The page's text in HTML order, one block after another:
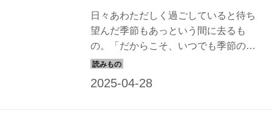
日々あわただしく過ごしていると待ち
望んだ季節もあっという間に去るも
の。「だからこそ、いつでも季節の行
事に敏感でいたい」と話すイラストレ